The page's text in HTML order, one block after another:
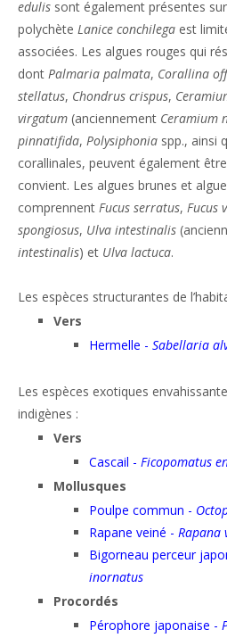
edulis sont également présentes
polychète Lanice conchilega est
associées. Les algues rouges qui
dont Palmaria palmata, Corallina
stellatus, Chondrus crispus,
virgatum (anciennement Ceramium
pinnatifida, Polysiphonia spp., ainsi
corallinales, peuvent également
convient. Les algues brunes et
comprennent Fucus serratus, Fucus
spongiosus, Ulva intestinalis
intestinalis) et Ulva lactuca.
Les espèces structurantes de
Vers
Hermelle - Sabellaria
Les espèces exotiques
indigènes :
Vers
Cascail - Ficopomatus
Mollusques
Poulpe commun -
Rapane veiné - Rapana
Bigorneau perceur
inornatus
Procordés
Pérophore japonaise -